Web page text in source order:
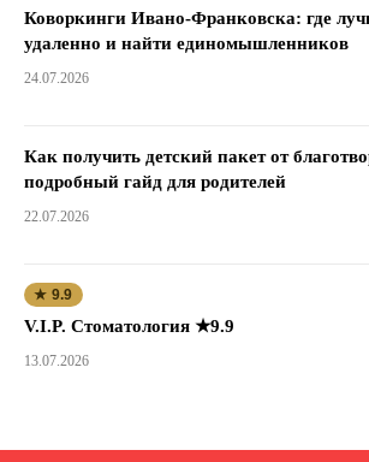
Коворкинги Ивано-Франковска: где
удаленно и найти единомышленников
24.07.2026
Как получить детский пакет от
подробный гайд для родителей
22.07.2026
★ 9.9
V.I.P. Стоматология ★9.9
13.07.2026